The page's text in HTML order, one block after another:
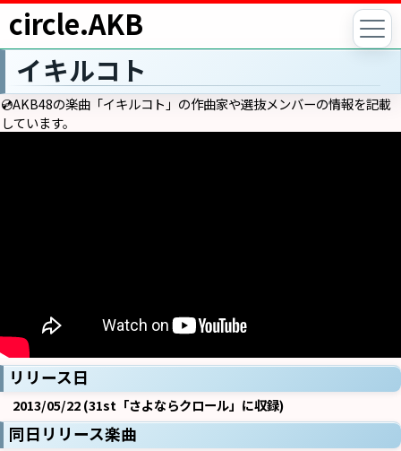
circle.AKB
イキルコト
💿AKB48の楽曲「イキルコト」の作曲家や選抜メンバーの情報を記載
しています。
リリース日
2013/05/22 (31st「さよならクロール」に収録)
同日リリース楽曲